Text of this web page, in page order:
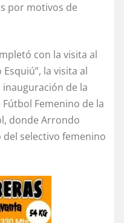
por motivos de
con la visita al
la visita al
de la
Femenino de la
donde Arrondo
selectivo femenino